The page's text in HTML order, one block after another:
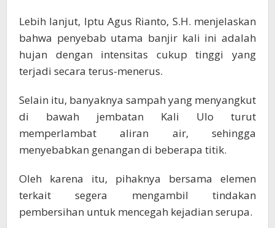
Lebih lanjut, Iptu Agus Rianto, S.H. menjelaskan
bahwa penyebab utama banjir kali ini adalah
hujan dengan intensitas cukup tinggi yang
terjadi secara terus-menerus.
Selain itu, banyaknya sampah yang menyangkut
di bawah jembatan Kali Ulo turut
memperlambat aliran air, sehingga
menyebabkan genangan di beberapa titik.
Oleh karena itu, pihaknya bersama elemen
terkait segera mengambil tindakan
pembersihan untuk mencegah kejadian serupa.